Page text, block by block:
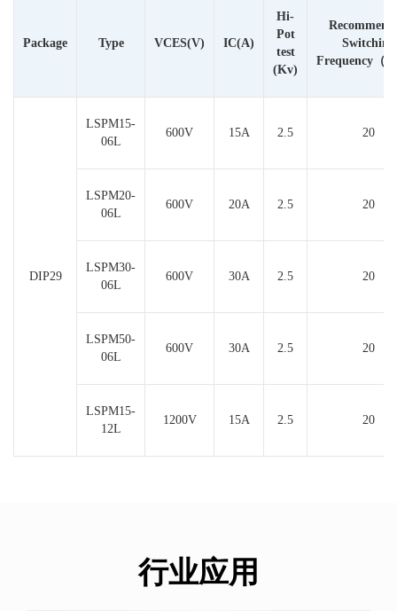
Package Type VCES(V) IC(A)
Hi-
Pot
test
(Kv)
Switching
Frequency（
DIP29
LSPM15-
06L
600V 15A 2.5 20
LSPM20-
06L
600V 20A 2.5 20
LSPM30-
06L
600V 30A 2.5 20
LSPM50-
06L
600V 30A 2.5 20
LSPM15-
12L
1200V 15A 2.5 20
行业应用